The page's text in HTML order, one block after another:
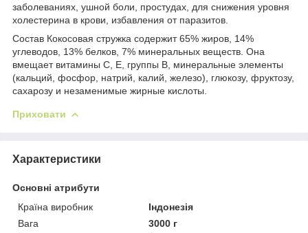
заболеваниях, ушной боли, простудах, для снижения уровня
холестерина в крови, избавления от паразитов.
Состав Кокосовая стружка содержит 65% жиров, 14%
углеводов, 13% белков, 7% минеральных веществ. Она
вмещает витамины С, Е, группы В, минеральные элементы
(кальций, фосфор, натрий, калий, железо), глюкозу, фруктозу,
сахарозу и незаменимые жирные кислоты.
Приховати
Характеристики
Основні атрибути
Країна виробник
Індонезія
Вага
3000 г